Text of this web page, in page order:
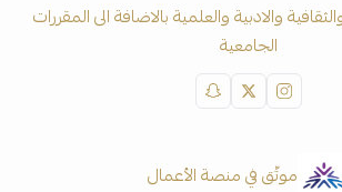
والادبية والعلمية بالاضافة الى المقررات
الجامعية
موثّق في منصة الأعمال